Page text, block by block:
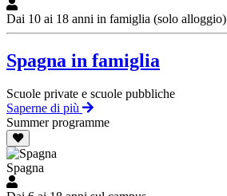
Dai 10 ai 18 anni in famiglia (solo alloggio)
Spagna in famiglia
Scuole private e scuole pubbliche
Saperne di più
Summer programme
Spagna